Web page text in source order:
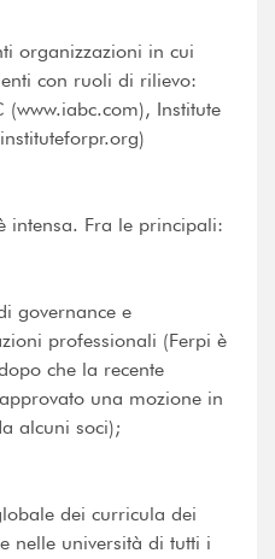
organizzazioni in cui
con ruoli di rilievo:
(www.iabc.com), Institute
intensa. Fra le principali:
governance e
professionali (Ferpi è
che la recente
una mozione in
alcuni soci);
dei curricula dei
nelle università di tutti i